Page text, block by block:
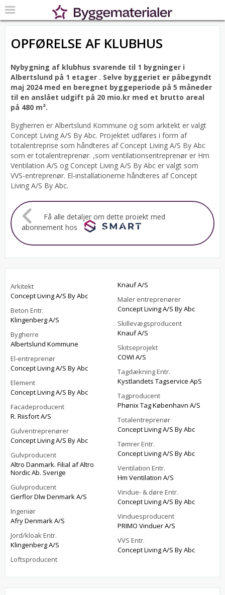
OPFØRELSE AF KLUBHUS
Nybygning af klubhus svarende til 1 bygninger i
Albertslund på 1 etager . Selve byggeriet er påbegyndt
maj 2024 med en beregnet byggeperiode på 5 måneder
til en anslået udgift på 20 mio.kr med et brutto areal
på 480 m².
Bygherren er Albertslund Kommune og som arkitekt er valgt
Concept Living A/S By Abc. Projektet udføres i form af
totalentreprise som håndteres af Concept Living A/S By Abc
som er totalentreprenør. ,som ventilationsentreprenør er Hm
Ventilation A/S og Concept Living A/S By Abc er valgt som
VVS-entreprenør. El-installationerne håndteres af Concept
Living A/S By Abc.
Få alle detaljer om dette projekt med
abonnement hos
Arkitekt
Concept Living A/S By Abc
Beton Entr.
Klingenberg A/S
Bygherre
Albertslund Kommune
El-entreprenør
Concept Living A/S By Abc
Element
Concept Living A/S By Abc
Facadeproducent
R. Riisfort A/S
Gulventreprenører
Concept Living A/S By Abc
Gulvproducent
Altro Danmark. Filial af Altro
Nordic Ab. Sverige
Gulvproducent
Gerflor Dlw Denmark A/S
Ingeniør
Afry Denmark A/S
Jord/kloak Entr.
Klingenberg A/S
Loftsproducent
Knauf A/S
Maler entreprenører
Concept Living A/S By Abc
Skillevægsproducent
Knauf A/S
Skitseprojekt
COWI A/S
Tagdækning Entr.
Kystlandets Tagservice ApS
Tagproducent
Phønix Tag København A/S
Totalentreprenør
Concept Living A/S By Abc
Tømrer Entr.
Concept Living A/S By Abc
Ventilation Entr.
Hm Ventilation A/S
Vindue- & døre Entr.
Concept Living A/S By Abc
Vinduesproducent
PRIMO Vinduer A/S
VVS Entr.
Concept Living A/S By Abc